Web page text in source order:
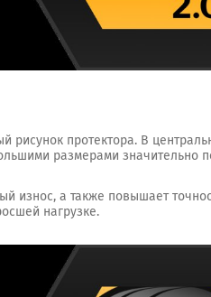
протектора. В
размерами значительно
износ, а также повышает
нагрузке.